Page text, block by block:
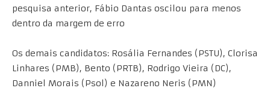
pesquisa anterior, Fábio Dantas oscilou para menos
dentro da margem de erro
Os demais candidatos: Rosália Fernandes (PSTU), Clorisa
Linhares (PMB), Bento (PRTB), Rodrigo Vieira (DC),
Danniel Morais (Psol) e Nazareno Neris (PMN)